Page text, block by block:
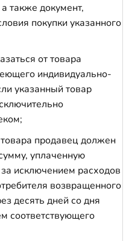
также документ,
покупки указанного
от товара
индивидуально-
указанный товар
продавец должен
уплаченную
исключением расходов
возвращенного
десять дней со дня
соответствующего